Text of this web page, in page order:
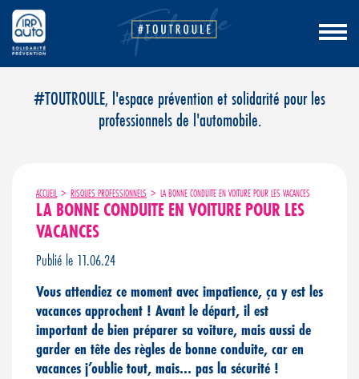
#TOUTROULE, l'espace prévention et solidarité pour les
professionnels de l'automobile.
ACCUEIL > RISQUES PROFESSIONNELS > LA BONNE CONDUITE EN VOITURE POUR LES VACANCES
LA BONNE CONDUITE EN VOITURE POUR LES
VACANCES
Publié le 11.06.24
Vous attendiez ce moment avec impatience, ça y est les
vacances approchent ! Avant le départ, il est
important de bien préparer sa voiture, mais aussi de
garder en tête des règles de bonne conduite, car en
vacances j’oublie tout, mais… pas la sécurité !